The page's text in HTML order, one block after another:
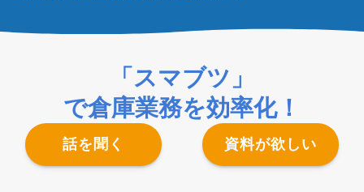
「スマブツ」
で倉庫業務を効率化！
話を聞く 資料が欲しい